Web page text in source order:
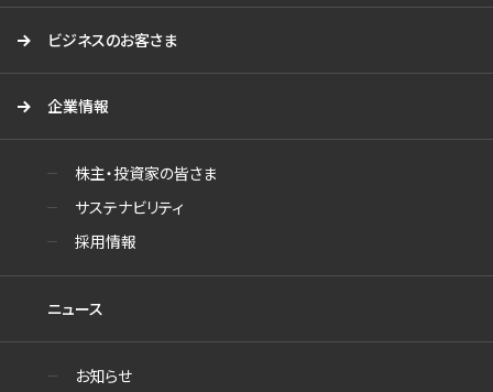
ビジネスのお客さま
企業情報
株主・投資家の皆さま
サステナビリティ
採用情報
ニュース
お知らせ